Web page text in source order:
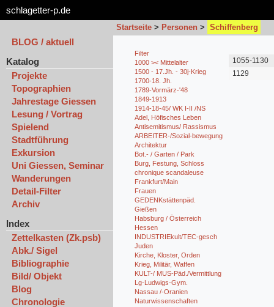
schlagetter-p.de
Startseite > Personen > Schiffenberg
BLOG / aktuell
Katalog
Projekte
Topographien
Jahrestage Giessen
Lesung / Vortrag
Spielend
Stadtführung
Exkursion
Uni Giessen, Seminar
Wanderungen
Detail-Filter
Archiv
Index
Zettelkasten (Zk.psb)
Abk./ Sigel
Bibliographie
Bild/ Objekt
Blog
Chronologie
Filter
1000 >< Mittelalter
1500 - 17.Jh. - 30j-Krieg
1700-18. Jh.
1789-Vormärz-'48
1849-1913
1914-18-45/ WK I-II /NS
Adel, Höfisches Leben
Antisemitismus/ Rassismus
ARBEITER-/Sozial-bewegung
Architektur
Bot.- / Garten / Park
Burg, Festung, Schloss
chronique scandaleuse
Frankfurt/Main
Frauen
GEDENKstättenpäd.
Gießen
Habsburg / Österreich
Hessen
INDUSTRIEkult/TEC-gesch
Juden
Kirche, Kloster, Orden
Krieg, Militär, Waffen
KULT-/ MUS-Päd./Vermittlung
Lg-Ludwigs-Gym.
Nassau /-Oranien
Naturwissenschaften
1055-1130
1129